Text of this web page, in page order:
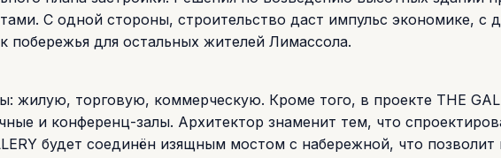
С одной стороны, строительство даст импульс экономике, с
побережья для остальных жителей Лимассола.
жилую, торговую, коммерческую. Кроме того, в проекте THE
и конференц-залы. Архитектор знаменит тем, что
будет соединён изящным мостом с набережной, что